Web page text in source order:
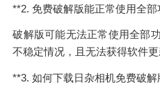
**2. 免费破解版能正常使用全
破解版可能无法正常使用全部
不稳定情况，且无法获得软件更
**3. 如何下载日杂相机免费破解